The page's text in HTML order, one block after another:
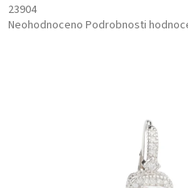
23904
Průměrné
Neohodnoceno Podrobnosti